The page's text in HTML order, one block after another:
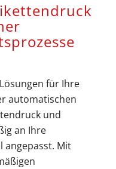
für Ihre
automatischen
und
an Ihre
angepasst. Mit